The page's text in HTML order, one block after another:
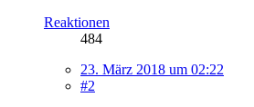
Reaktionen
484
23. März 2018 um 02:22
#2